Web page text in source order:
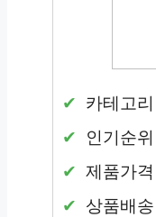
카테고
인기순
제품가
상품배